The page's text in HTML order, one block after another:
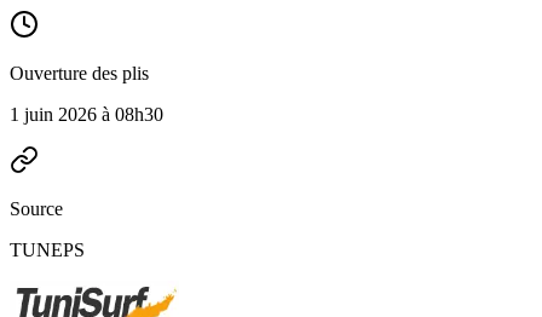
Ouverture des plis
1 juin 2026 à 08h30
Source
TUNEPS